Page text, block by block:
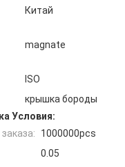
Китай
magnate
ISO
крышка бороды
Условия:
1000000pcs
0.05